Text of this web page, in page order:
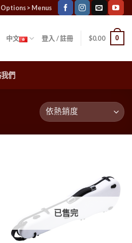
> Menus
中文 登入 / 註冊 $0.00 0
們
已售完